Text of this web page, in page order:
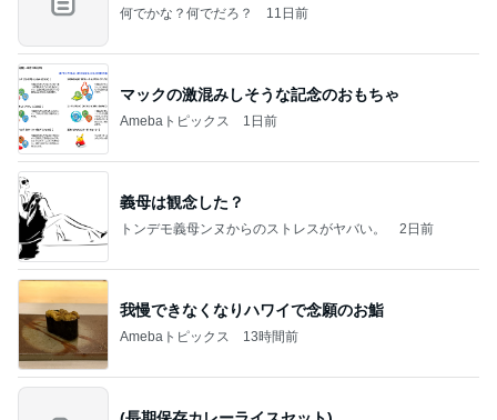
何でかな？何でだろ？ 11日前
マックの激混みしそうな記念のおもちゃ
Amebaトピックス 1日前
義母は観念した？
トンデモ義母ンヌからのストレスがヤバい。 2日前
我慢できなくなりハワイで念願のお鮨
Amebaトピックス 13時間前